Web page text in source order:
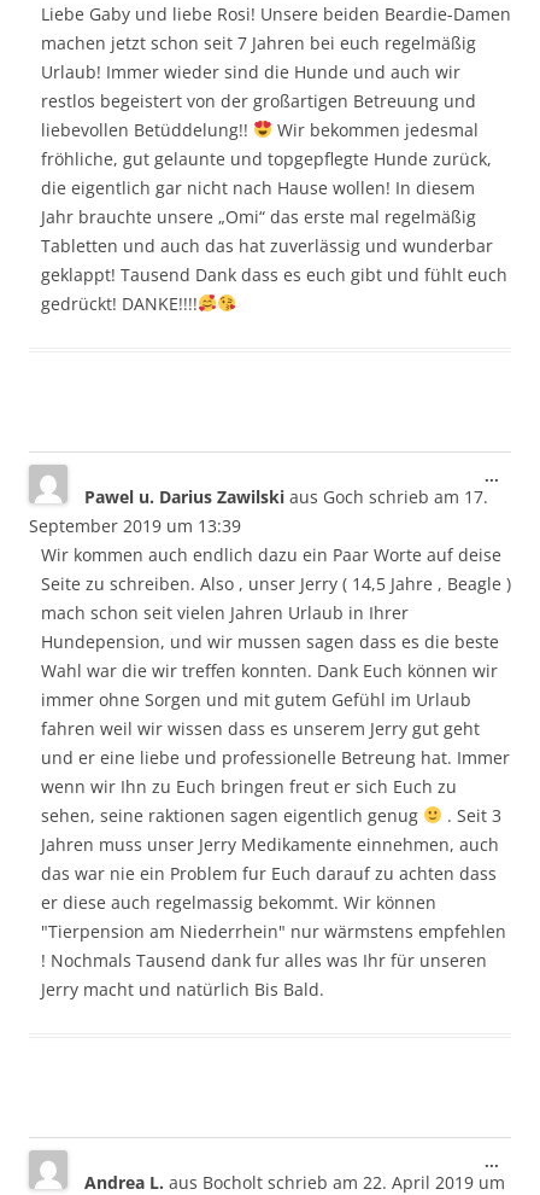
Liebe Gaby und liebe Rosi! Unsere beiden Beardie-Damen
machen jetzt schon seit 7 Jahren bei euch regelmäßig
Urlaub! Immer wieder sind die Hunde und auch wir
restlos begeistert von der großartigen Betreuung und
liebevollen Betüddelung!!
Wir bekommen jedesmal
fröhliche, gut gelaunte und topgepflegte Hunde zurück,
die eigentlich gar nicht nach Hause wollen! In diesem
Jahr brauchte unsere „Omi“ das erste mal regelmäßig
Tabletten und auch das hat zuverlässig und wunderbar
geklappt! Tausend Dank dass es euch gibt und fühlt euch
gedrückt! DANKE!!!!
Pawel u. Darius Zawilski aus Goch schrieb am 17.
September 2019 um 13:39
Wir kommen auch endlich dazu ein Paar Worte auf deise
Seite zu schreiben. Also , unser Jerry ( 14,5 Jahre , Beagle )
mach schon seit vielen Jahren Urlaub in Ihrer
Hundepension, und wir mussen sagen dass es die beste
Wahl war die wir treffen konnten. Dank Euch können wir
immer ohne Sorgen und mit gutem Gefühl im Urlaub
fahren weil wir wissen dass es unserem Jerry gut geht
und er eine liebe und professionelle Betreung hat. Immer
wenn wir Ihn zu Euch bringen freut er sich Euch zu
sehen, seine raktionen sagen eigentlich genug
. Seit 3
Jahren muss unser Jerry Medikamente einnehmen, auch
das war nie ein Problem fur Euch darauf zu achten dass
er diese auch regelmassig bekommt. Wir können
"Tierpension am Niederrhein" nur wärmstens empfehlen
! Nochmals Tausend dank fur alles was Ihr für unseren
Jerry macht und natürlich Bis Bald.
...
Andrea L. aus Bocholt schrieb am 22. April 2019 um
...